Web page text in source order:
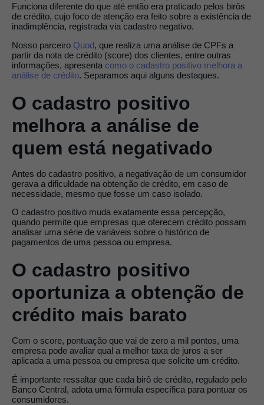
Funciona diferente do que até então era praticado pelos birôs
de crédito, cujo foco de atenção era feito sobre a existência de
inadimplência, registrada via cadastro negativo.
Nosso parceiro Quod, que realiza uma análise de CPFs a
partir da nota de crédito (score) dos clientes, entre outras
informações, apresenta como o cadastro positivo melhora a
análise de crédito. Separamos aqui alguns destaques.
O cadastro positivo
melhora a análise de
quem está negativado
Antes do cadastro positivo, a negativação de um consumidor
gerava a dificuldade na obtenção de crédito, em caso de
necessidade, mesmo que fosse um caso isolado.
O cadastro positivo muda exatamente essa percepção,
quando permite que empresas que oferecem crédito possam
analisar uma série de variáveis sobre o histórico de
pagamentos de uma pessoa ou empresa.
O cadastro positivo
oportuniza a obtenção de
crédito mais barato
Com o score, pontuação que vai de zero a mil pontos, uma
empresa pode avaliar qual a melhor taxa de juros a ser
aplicada a uma pessoa ou empresa que solicite um crédito.
É importante ressaltar que cada birô de crédito, regulado pelo
Banco Central, adota uma fórmula específica para pontuar os
consumidores.